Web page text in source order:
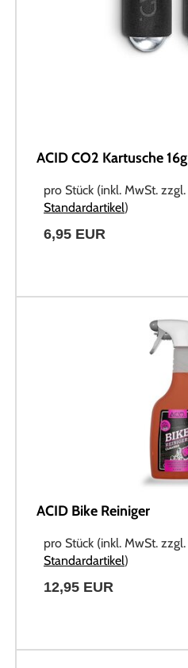
ACID CO2 Kartusche 16g
pro Stück (inkl. MwSt. zzgl.
Standardartikel)
6,95 EUR
ACID Bike Reiniger
pro Stück (inkl. MwSt. zzgl.
Standardartikel)
12,95 EUR